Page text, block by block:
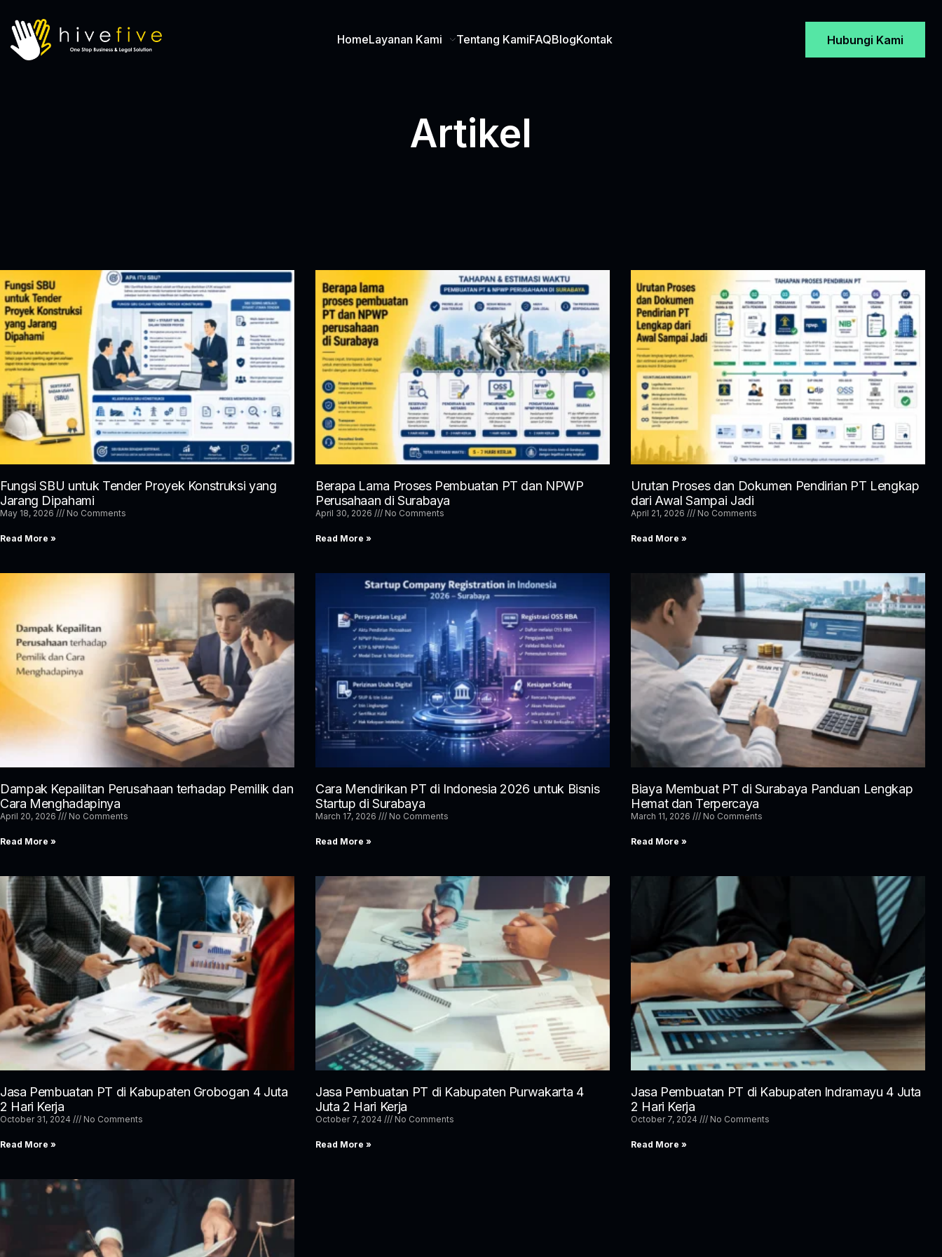
HomeLayanan Kami Tentang KamiFAQBlogKontak Hubungi Kami
Artikel
Fungsi SBU untuk Tender Proyek Konstruksi yang
Jarang Dipahami
May 18, 2026 No Comments
Read More »
Berapa Lama Proses Pembuatan PT dan NPWP
Perusahaan di Surabaya
April 30, 2026 No Comments
Read More »
Urutan Proses dan Dokumen Pendirian PT Lengkap
dari Awal Sampai Jadi
April 21, 2026 No Comments
Read More »
Dampak Kepailitan Perusahaan terhadap Pemilik dan
Cara Menghadapinya
April 20, 2026 No Comments
Read More »
Cara Mendirikan PT di Indonesia 2026 untuk Bisnis
Startup di Surabaya
March 17, 2026 No Comments
Read More »
Biaya Membuat PT di Surabaya Panduan Lengkap
Hemat dan Terpercaya
March 11, 2026 No Comments
Read More »
Jasa Pembuatan PT di Kabupaten Grobogan 4 Juta
2 Hari Kerja
October 31, 2024 No Comments
Read More »
Jasa Pembuatan PT di Kabupaten Purwakarta 4
Juta 2 Hari Kerja
October 7, 2024 No Comments
Read More »
Jasa Pembuatan PT di Kabupaten Indramayu 4 Juta
2 Hari Kerja
October 7, 2024 No Comments
Read More »